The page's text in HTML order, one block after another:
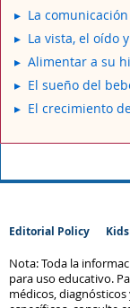
La
La vista, el oído
Alimentar a su
El sueño del
El crecimiento
Editorial Policy
Nota: Toda la
para uso educativo.
médicos,